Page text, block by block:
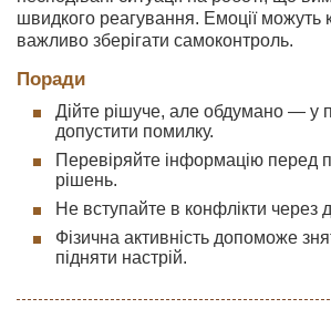
швидкого реагування. Емоції можуть
важливо зберігати самоконтроль.
Поради
Дійте рішуче, але обдумано — у
допустити помилку.
Перевіряйте інформацію перед
рішень.
Не вступайте в конфлікти через
Фізична активність допоможе
підняти настрій.